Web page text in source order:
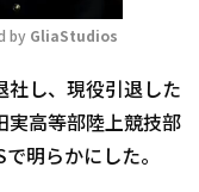
Mute
by GliaStudios
社し、現役引退した
実高等部陸上競技部
明らかにした。